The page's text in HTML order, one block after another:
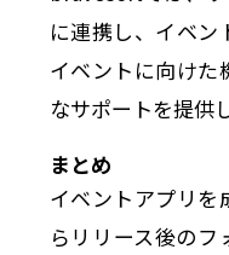
に連携し、イベン
イベントに向けた
なサポートを提供
まとめ
イベントアプリを
らリリース後のフ